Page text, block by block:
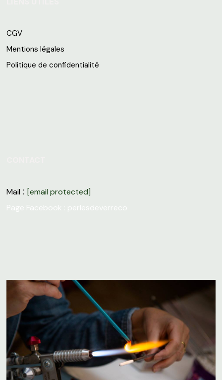
CGV
Mentions légales
Politique de confidentialité
Mail :[email protected]